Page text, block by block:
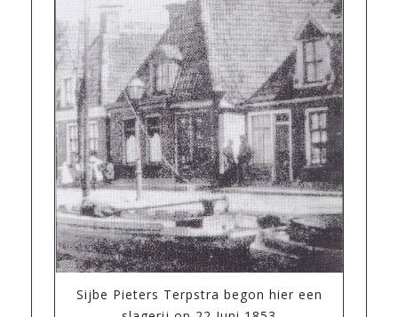
Sijbe Pieters Terpstra begon hier een